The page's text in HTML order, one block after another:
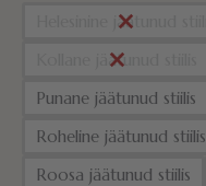
Helesinine jäätunud stiilis
Kollane jäätunud stiilis
Punane jäätunud stiilis
Roheline jäätunud stiilis
Roosa jäätunud stiilis